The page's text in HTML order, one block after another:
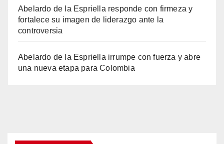
Abelardo de la Espriella responde con firmeza y
fortalece su imagen de liderazgo ante la
controversia
Abelardo de la Espriella irrumpe con fuerza y abre
una nueva etapa para Colombia